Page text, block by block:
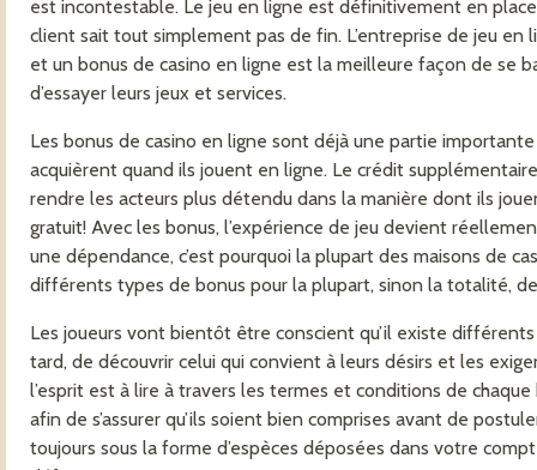
est incontestable. Le jeu en ligne est définitivement en
client sait tout simplement pas de fin. L’entreprise de jeu
et un bonus de casino en ligne est la meilleure façon de se
d’essayer leurs jeux et services.
Les bonus de casino en ligne sont déjà une partie
acquièrent quand ils jouent en ligne. Le crédit
rendre les acteurs plus détendu dans la manière dont ils
gratuit! Avec les bonus, l’expérience de jeu devient
une dépendance, c’est pourquoi la plupart des maisons de
différents types de bonus pour la plupart, sinon la totalité,
Les joueurs vont bientôt être conscient qu’il existe
tard, de découvrir celui qui convient à leurs désirs et les
l’esprit est à lire à travers les termes et conditions de
afin de s’assurer qu’ils soient bien comprises avant de
toujours sous la forme d’espèces déposées dans votre